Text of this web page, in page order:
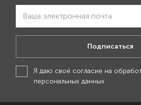
Подписаться
Я даю своё согласие на
персональных данных